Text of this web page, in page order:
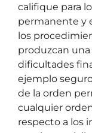
califique para
permanente y
los
produzcan
dificultades
ejemplo
de la orden
cualquier
respecto a los